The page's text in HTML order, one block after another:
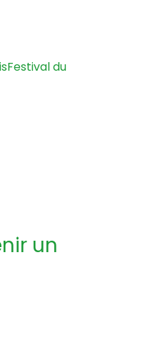
Festival du
un